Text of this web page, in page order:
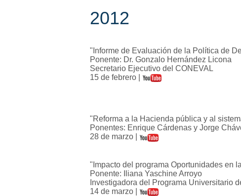
2012
"Informe de Evaluación de la Política de
Ponente: Dr. Gonzalo Hernández Licona
Secretario Ejecutivo del CONEVAL
15 de febrero |
"Reforma a la Hacienda pública y al
Ponentes: Enrique Cárdenas y Jorge
28 de marzo |
"Impacto del programa Oportunidades en
Ponente: Iliana Yaschine Arroyo
Investigadora del Programa Universitario
14 de marzo |